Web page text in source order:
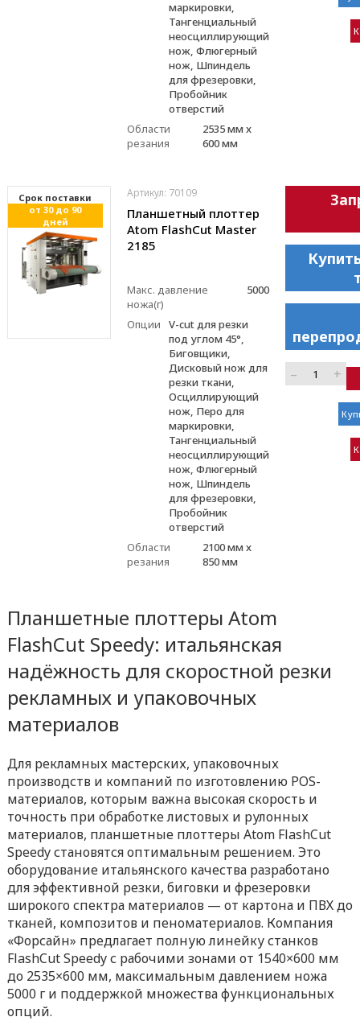
маркировки,
Тангенциальный
неосциллирующий
нож, Флюгерный
нож, Шпиндель
для фрезеровки,
Пробойник
отверстий
Области
резания
2535 мм x
600 мм
Cрок поставки
от 30 до 90
дней
Артикул: 70109
Планшетный плоттер
Atom FlashCut Master
2185
Макс. давление
ножа(г)
5000
Опции
V-cut для резки
под углом 45°,
Биговщики,
Дисковый нож для
резки ткани,
Осциллирующий
нож, Перо для
маркировки,
Тангенциальный
неосциллирующий
нож, Флюгерный
нож, Шпиндель
для фрезеровки,
Пробойник
отверстий
Области
резания
2100 мм x
850 мм
– +
Планшетные плоттеры Atom
FlashCut Speedy: итальянская
надёжность для скоростной резки
рекламных и упаковочных
материалов
Для рекламных мастерских, упаковочных
производств и компаний по изготовлению POS-
материалов, которым важна высокая скорость и
точность при обработке листовых и рулонных
материалов, планшетные плоттеры Atom FlashCut
Speedy становятся оптимальным решением. Это
оборудование итальянского качества разработано
для эффективной резки, биговки и фрезеровки
широкого спектра материалов — от картона и ПВХ до
тканей, композитов и пеноматериалов. Компания
«Форсайн» предлагает полную линейку станков
FlashCut Speedy с рабочими зонами от 1540×600 мм
до 2535×600 мм, максимальным давлением ножа
5000 г и поддержкой множества функциональных
опций.